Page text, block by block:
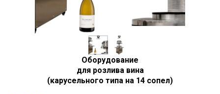
Оборудование
для розлива вина
(карусельного типа на 14 сопел)